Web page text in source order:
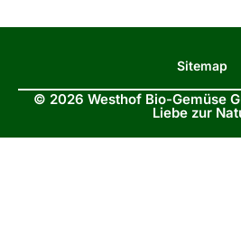
Sitemap
© 2026 Westhof Bio-Gemüse
Liebe zur